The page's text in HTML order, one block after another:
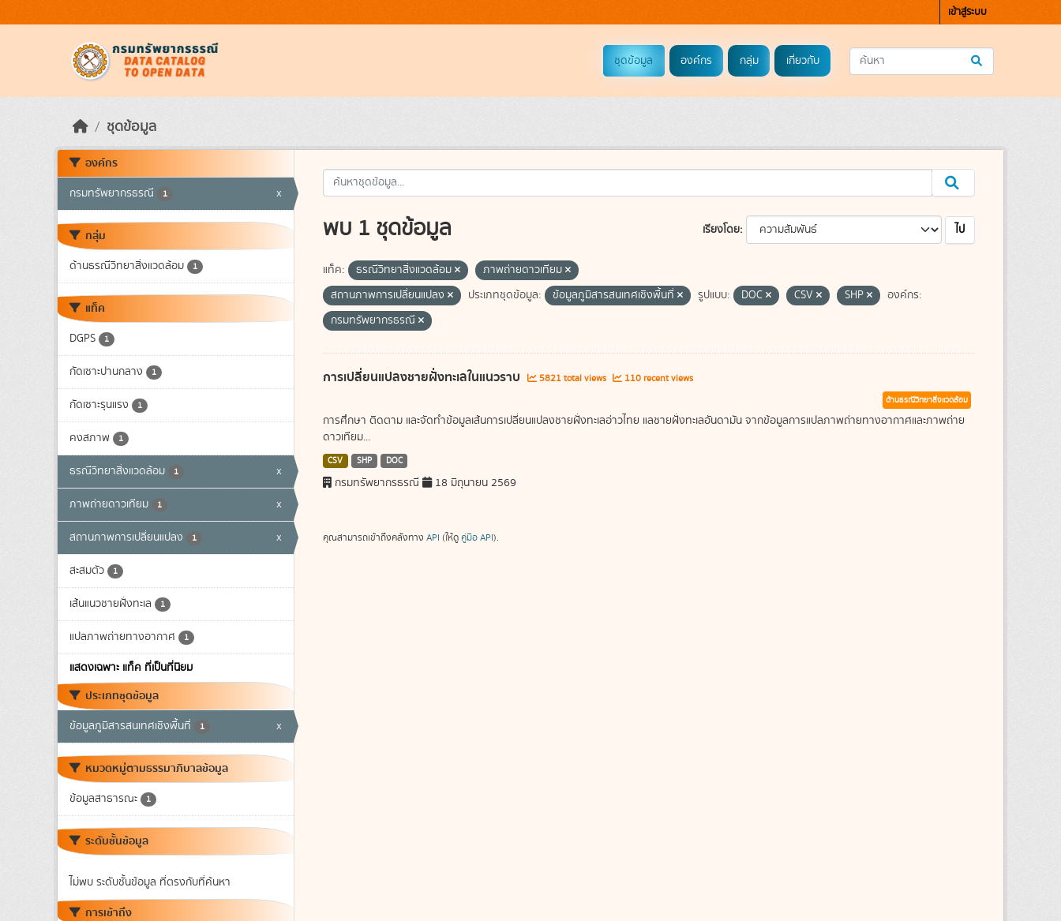
เข้าสู่ระบบ
ชุดข้อมูล องค์กร กลุ่ม เกี่ยวกับ
ชุดข้อมูล
องค์กร
กรมทรัพยากรธรณี 1 x
กลุ่ม
ด้านธรณีวิทยาสิ่งแวดล้อม 1
แท็ค
DGPS 1
กัดเซาะปานกลาง 1
กัดเซาะรุนแรง 1
คงสภาพ 1
ธรณีวิทยาสิ่งแวดล้อม 1 x
ภาพถ่ายดาวเทียม 1 x
สถานภาพการเปลี่ยนแปลง 1 x
สะสมตัว 1
เส้นแนวชายฝั่งทะเล 1
แปลภาพถ่ายทางอากาศ 1
แสดงเฉพาะ แท็ค ที่เป็นที่นิยม
ประเภทชุดข้อมูล
ข้อมูลภูมิสารสนเทศเชิงพื้นที่ 1 x
หมวดหมู่ตามธรรมาภิบาลข้อมูล
ข้อมูลสาธารณะ 1
ระดับชั้นข้อมูล
ไม่พบ ระดับชั้นข้อมูล ที่ตรงกับที่ค้นหา
การเข้าถึง
เรียงโดย ไป
พบ 1 ชุดข้อมูล
แท็ค: ธรณีวิทยาสิ่งแวดล้อม
ภาพถ่ายดาวเทียม
สถานภาพการเปลี่ยนแปลง
ประเภทชุดข้อมูล: ข้อมูลภูมิสารสนเทศเชิงพื้นที่ รูปแบบ: DOC CSV SHP
องค์กร:
กรมทรัพยากรธรณี
การเปลี่ยนแปลงชายฝั่งทะเลในแนวราบ 5821 total views 110 recent views
ด้านธรณีวิทยาสิ่งแวดล้อม
การศึกษา ติดตาม และจัดทำข้อมูลเส้นการเปลี่ยนแปลงชายฝั่งทะเลอ่าวไทย แลชายฝั่งทะเลอันดามัน จากข้อมูลการแปลภาพถ่ายทางอากาศและภาพถ่าย
ดาวเทียม...
CSV SHP DOC
กรมทรัพยากรธรณี 18 มิถุนายน 2569
คุณสามารถเข้าถึงคลังทาง API (ให้ดู คู่มือ API).